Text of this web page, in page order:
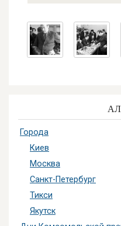
Города
Киев
Москва
Санкт-Петербург
Тикси
Якутск